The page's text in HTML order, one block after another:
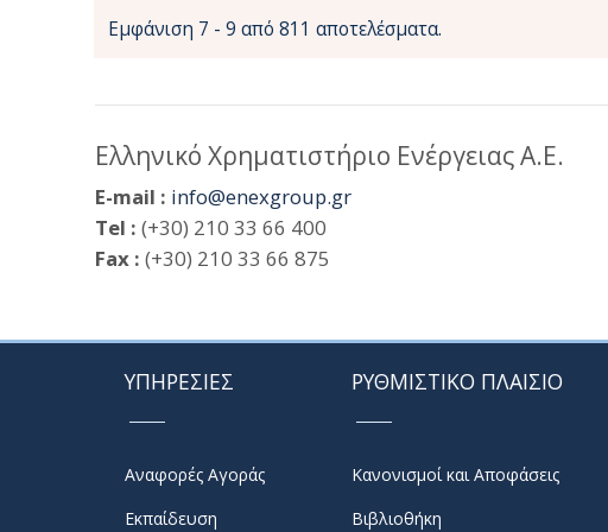
Εμφάνιση 7 - 9 από 811 αποτελέσματα.
Ελληνικό Χρηματιστήριο Ενέργειας Α.Ε.
E-mail : info@enexgroup.gr
Tel : (+30) 210 33 66 400
Fax : (+30) 210 33 66 875
ΥΠΗΡΕΣΙΕΣ
Αναφορές Αγοράς
Εκπαίδευση
ΡΥΘΜΙΣΤΙΚΟ ΠΛΑΙΣΙΟ
Κανονισμοί και Αποφάσεις
Βιβλιοθήκη